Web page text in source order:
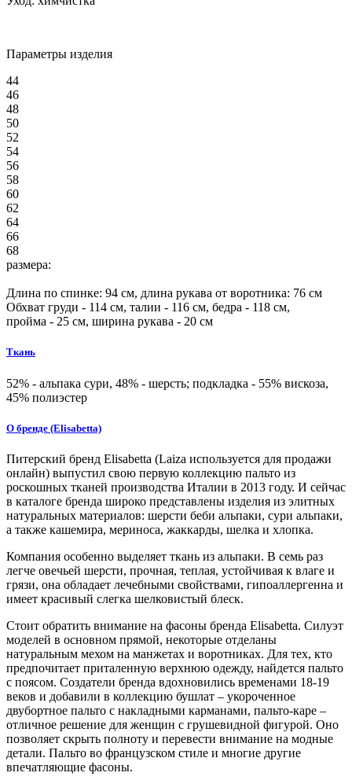
Параметры изделия
44
46
48
50
52
54
56
58
60
62
64
66
68
размера:
Длина по спинке: 94 см, длина рукава от воротника: 76 см
Обхват груди - 114 см, талии - 116 см, бедра - 118 см,
пройма - 25 см, ширина рукава - 20 см
Ткань
52% - альпака сури, 48% - шерсть; подкладка - 55% вискоза,
45% полиэстер
О бренде (Elisabetta)
Питерский бренд Elisabetta (Laiza используется для продажи
онлайн) выпустил свою первую коллекцию пальто из
роскошных тканей производства Италии в 2013 году. И сейчас
в каталоге бренда широко представлены изделия из элитных
натуральных материалов: шерсти беби альпаки, сури альпаки,
а также кашемира, мериноса, жаккарды, шелка и хлопка.
Компания особенно выделяет ткань из альпаки. В семь раз
легче овечьей шерсти, прочная, теплая, устойчивая к влаге и
грязи, она обладает лечебными свойствами, гипоаллергенна и
имеет красивый слегка шелковистый блеск.
Стоит обратить внимание на фасоны бренда Elisabetta. Силуэт
моделей в основном прямой, некоторые отделаны
натуральным мехом на манжетах и воротниках. Для тех, кто
предпочитает приталенную верхнюю одежду, найдется пальто
с поясом. Создатели бренда вдохновились временами 18-19
веков и добавили в коллекцию бушлат – укороченное
двубортное пальто с накладными карманами, пальто-каре –
отличное решение для женщин с грушевидной фигурой. Оно
позволяет скрыть полноту и перевести внимание на модные
детали. Пальто во французском стиле и многие другие
впечатляющие фасоны.